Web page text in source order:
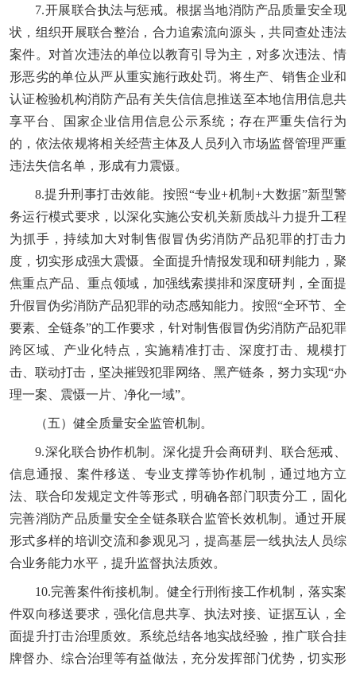
7.开展联合执法与惩戒。根据当地消防产品质量安全现
状，组织开展联合整治，合力追索流向源头，共同查处违法
案件。对首次违法的单位以教育引导为主，对多次违法、情
形恶劣的单位从严从重实施行政处罚。将生产、销售企业和
认证检验机构消防产品有关失信信息推送至本地信用信息共
享平台、国家企业信用信息公示系统；存在严重失信行为
的，依法依规将相关经营主体及人员列入市场监督管理严重
违法失信名单，形成有力震慑。
8.提升刑事打击效能。按照“专业+机制+大数据”新型警
务运行模式要求，以深化实施公安机关新质战斗力提升工程
为抓手，持续加大对制售假冒伪劣消防产品犯罪的打击力
度，切实形成强大震慑。全面提升情报发现和研判能力，聚
焦重点产品、重点领域，加强线索摸排和深度研判，全面提
升假冒伪劣消防产品犯罪的动态感知能力。按照“全环节、全
要素、全链条”的工作要求，针对制售假冒伪劣消防产品犯罪
跨区域、产业化特点，实施精准打击、深度打击、规模打
击、联动打击，坚决摧毁犯罪网络、黑产链条，努力实现“办
理一案、震慑一片、净化一域”。
（五）健全质量安全监管机制。
9.深化联合协作机制。深化提升会商研判、联合惩戒、
信息通报、案件移送、专业支撑等协作机制，通过地方立
法、联合印发规定文件等形式，明确各部门职责分工，固化
完善消防产品质量安全全链条联合监管长效机制。通过开展
形式多样的培训交流和参观见习，提高基层一线执法人员综
合业务能力水平，提升监督执法质效。
10.完善案件衔接机制。健全行刑衔接工作机制，落实案
件双向移送要求，强化信息共享、执法对接、证据互认，全
面提升打击治理质效。系统总结各地实战经验，推广联合挂
牌督办、综合治理等有益做法，充分发挥部门优势，切实形